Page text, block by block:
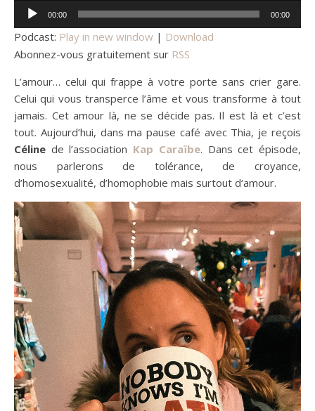
Lecteur
audio
00:00 00:00
Podcast: Play in new window | Download
Abonnez-vous gratuitement sur RSS
L’amour… celui qui frappe à votre porte sans crier gare.
Celui qui vous transperce l’âme et vous transforme à tout
jamais. Cet amour là, ne se décide pas. Il est là et c’est
tout. Aujourd’hui, dans ma pause café avec Thia, je reçois
Céline de l’association Kap Caraïbe. Dans cet épisode,
nous parlerons de tolérance, de croyance,
d’homosexualité, d’homophobie mais surtout d‘amour.